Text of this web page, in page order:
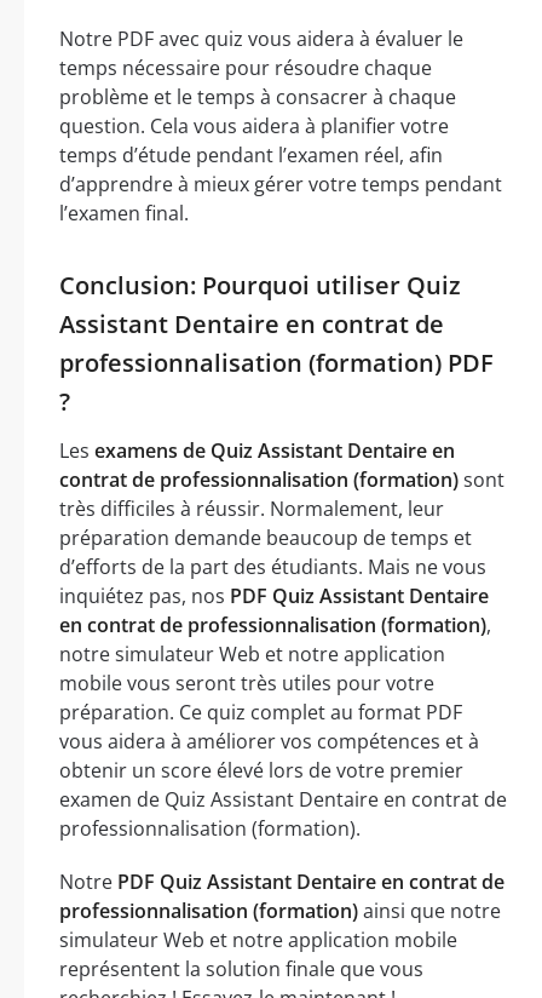
Notre PDF avec quiz vous aidera à évaluer le
temps nécessaire pour résoudre chaque
problème et le temps à consacrer à chaque
question. Cela vous aidera à planifier votre
temps d’étude pendant l’examen réel, afin
d’apprendre à mieux gérer votre temps pendant
l’examen final.
Conclusion: Pourquoi utiliser Quiz
Assistant Dentaire en contrat de
professionnalisation (formation) PDF
?
Les examens de Quiz Assistant Dentaire en
contrat de professionnalisation (formation)sont
très difficiles à réussir. Normalement, leur
préparation demande beaucoup de temps et
d’efforts de la part des étudiants. Mais ne vous
inquiétez pas, nos PDF Quiz Assistant Dentaire
en contrat de professionnalisation (formation),
notre simulateur Web et notre application
mobile vous seront très utiles pour votre
préparation. Ce quiz complet au format PDF
vous aidera à améliorer vos compétences et à
obtenir un score élevé lors de votre premier
examen de Quiz Assistant Dentaire en contrat de
professionnalisation (formation).
Notre PDF Quiz Assistant Dentaire en contrat de
professionnalisation (formation)ainsi que notre
simulateur Web et notre application mobile
représentent la solution finale que vous